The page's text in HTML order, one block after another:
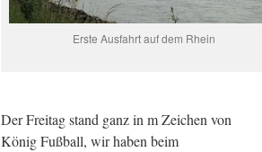
Erste Ausfahrt auf dem Rhein
Der Freitag stand ganz in m Zeichen von
König Fußball, wir haben beim